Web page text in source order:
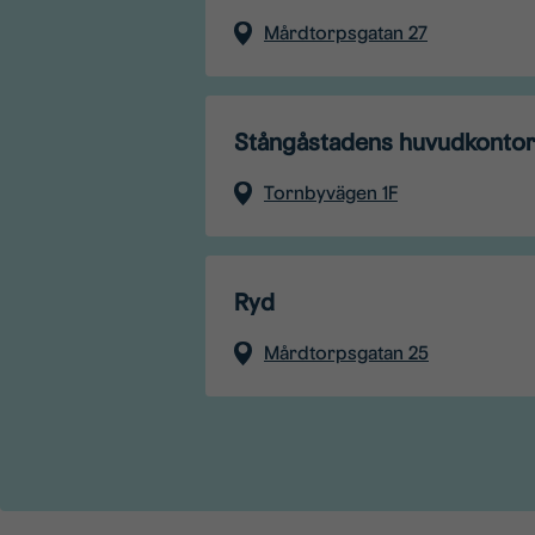
Mårdtorpsgatan 27
Stångåstadens huvudkontor
Tornbyvägen 1F
Ryd
Mårdtorpsgatan 25